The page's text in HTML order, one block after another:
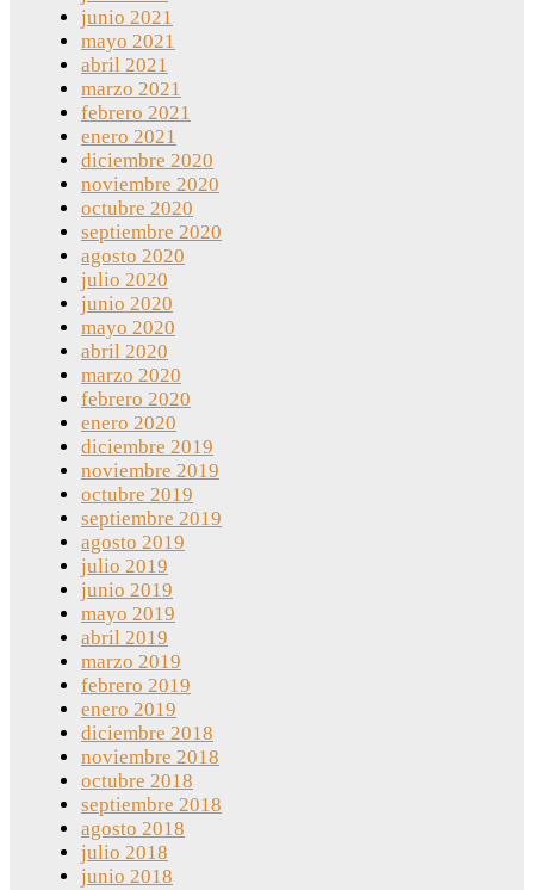
junio 2021
mayo 2021
abril 2021
marzo 2021
febrero 2021
enero 2021
diciembre 2020
noviembre 2020
octubre 2020
septiembre 2020
agosto 2020
julio 2020
junio 2020
mayo 2020
abril 2020
marzo 2020
febrero 2020
enero 2020
diciembre 2019
noviembre 2019
octubre 2019
septiembre 2019
agosto 2019
julio 2019
junio 2019
mayo 2019
abril 2019
marzo 2019
febrero 2019
enero 2019
diciembre 2018
noviembre 2018
octubre 2018
septiembre 2018
agosto 2018
julio 2018
junio 2018